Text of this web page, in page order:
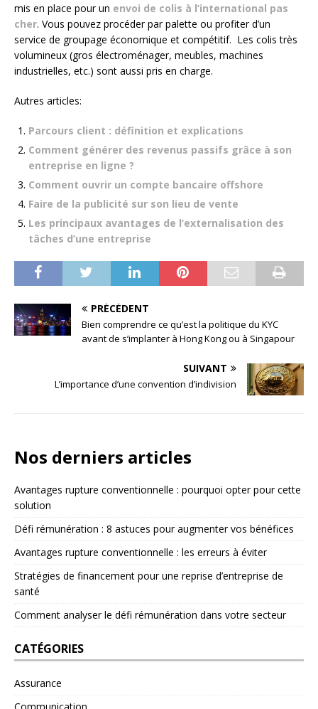
mis en place pour un envoi de colis à l’international pas
cher. Vous pouvez procéder par palette ou profiter d’un
service de groupage économique et compétitif. Les colis très
volumineux (gros électroménager, meubles, machines
industrielles, etc.) sont aussi pris en charge.
Autres articles:
Parcours client : définition et explications
Comment générer des revenus passifs grâce à son
entreprise en ligne ?
Comment ouvrir un compte bancaire offshore
Faire de la publicité sur son lieu de vente
Les principaux avantages de l’externalisation des
tâches d’une entreprise
PRÉCÉDENT
Bien comprendre ce qu’est la politique du KYC
avant de s’implanter à Hong Kong ou à Singapour
SUIVANT
L’importance d’une convention d’indivision
Nos derniers articles
Avantages rupture conventionnelle : pourquoi opter pour cette
solution
Défi rémunération : 8 astuces pour augmenter vos bénéfices
Avantages rupture conventionnelle : les erreurs à éviter
Stratégies de financement pour une reprise d’entreprise de
santé
Comment analyser le défi rémunération dans votre secteur
CATÉGORIES
Assurance